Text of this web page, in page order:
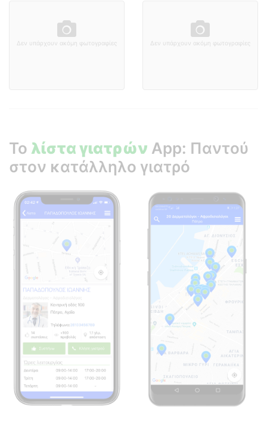
Δεν υπάρχουν ακόμη φωτογραφίες Δεν υπάρχουν ακόμη φωτογραφίες
Το λίστα γιατρών App: Παντού
στον κατάλληλο γιατρό